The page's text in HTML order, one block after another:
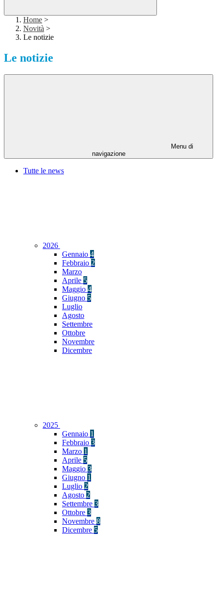
Home >
Novità >
Le notizie
Le notizie
Menu di
navigazione
Tutte le news
2026
Gennaio 4
Febbraio 2
Marzo
Aprile 5
Maggio 4
Giugno 5
Luglio
Agosto
Settembre
Ottobre
Novembre
Dicembre
2025
Gennaio 1
Febbraio 3
Marzo 1
Aprile 5
Maggio 3
Giugno 1
Luglio 2
Agosto 2
Settembre 3
Ottobre 3
Novembre 8
Dicembre 5